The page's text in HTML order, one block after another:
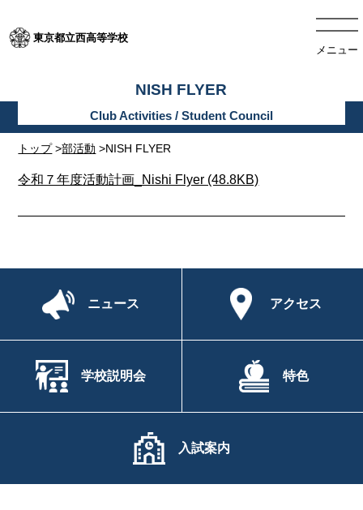
東京都立西高等学校
メニュー
トップ>部活動 >NISH FLYER
NISH FLYER
令和７年度活動計画_Nishi Flyer (48.8KB)
ニュース アクセス
学校説明会 特色
入試案内